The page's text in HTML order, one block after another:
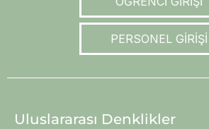
PERSONEL GİRİŞİ
Uluslararası Denklikler